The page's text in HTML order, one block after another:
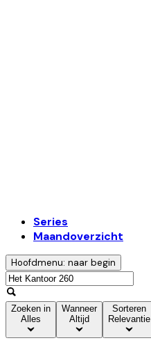
Series
Maandoverzicht
Hoofdmenu: naar begin
Zoeken in
Alles
Wanneer
Altijd
Sorteren
Relevantie